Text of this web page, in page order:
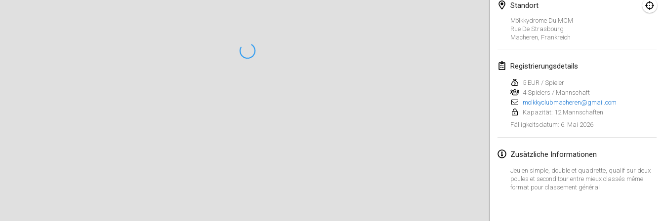
Standort
Mölkkydrome Du MCM
Rue De Strasbourg
Macheren Frankreich
Registrierungsdetails
5 EUR / Spieler
4 Spielers / Mannschaft
molkkyclubmacheren@gmail.com
Kapazität: 12 Mannschaften
Fälligkeitsdatum: 6. Mai 2026
Zusätzliche Informationen
Jeu en simple, double et quadrette, qualif sur deux
poules et second tour entre mieux classés même
format pour classement général
1. Feb. 2026|Australien
Indoor Polish Open 2026 - Doubles
7. Feb. 2026 | Polen
Lazala Indoor Cup ZMGZEG
7. Feb. 2026|Ungarn
StranaMölkky
14. Feb. 2026|Italien
GB Master